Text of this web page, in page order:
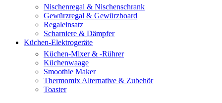
Nischenregal & Nischenschrank
Gewürzregal & Gewürzboard
Regaleinsatz
Scharniere & Dämpfer
Küchen-Elektrogeräte
Küchen-Mixer & -Rührer
Küchenwaage
Smoothie Maker
Thermomix Alternative & Zubehör
Toaster